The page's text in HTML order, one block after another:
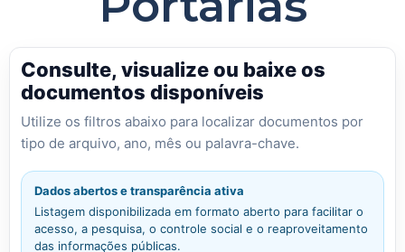
Consulte, visualize ou baixe os
documentos disponíveis
Utilize os filtros abaixo para localizar documentos por
tipo de arquivo, ano, mês ou palavra-chave.
Dados abertos e transparência ativa
Listagem disponibilizada em formato aberto para facilitar o
acesso, a pesquisa, o controle social e o reaproveitamento
das informações públicas.